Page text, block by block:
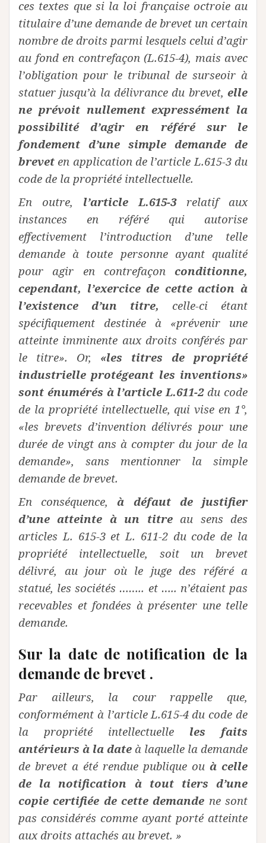
ces textes que si la loi française octroie au
titulaire d’une demande de brevet un certain
nombre de droits parmi lesquels celui d’agir
au fond en contrefaçon (L.615-4), mais avec
l’obligation pour le tribunal de surseoir à
statuer jusqu’à la délivrance du brevet, elle
ne prévoit nullement expressément la
possibilité d’agir en référé sur le
fondement d’une simple demande de
brevet en application de l’article L.615-3 du
code de la propriété intellectuelle.
En outre, l’article L.615-3relatif aux
instances en référé qui autorise
effectivement l’introduction d’une telle
demande à toute personne ayant qualité
pour agir en contrefaçon conditionne,
cependant, l’exercice de cette action à
l’existence d’un titre, celle-ci étant
spécifiquement destinée à «prévenir une
atteinte imminente aux droits conférés par
le titre». Or, «les titres de propriété
industrielle protégeant les inventions»
sont énumérés à l’article L.611-2du code
de la propriété intellectuelle, qui vise en 1°,
«les brevets d’invention délivrés pour une
durée de vingt ans à compter du jour de la
demande», sans mentionner la simple
demande de brevet.
En conséquence,à défaut de justifier
d’une atteinte à un titreau sens des
articles L. 615-3 et L. 611-2 du code de la
propriété intellectuelle, soit un brevet
délivré, au jour où le juge des référé a
statué, les sociétés …….. et ….. n’étaient pas
recevables et fondées à présenter une telle
demande.
Sur la date de notification de la
demande de brevet .
Par ailleurs, la cour rappelle que,
conformément à l’article L.615-4 du code de
la propriété intellectuelle les faits
antérieurs à la date à laquelle la demande
de brevet a été rendue publique ou à celle
de la notification à tout tiers d’une
copie certifiée de cette demande ne sont
pas considérés comme ayant porté atteinte
aux droits attachés au brevet. »